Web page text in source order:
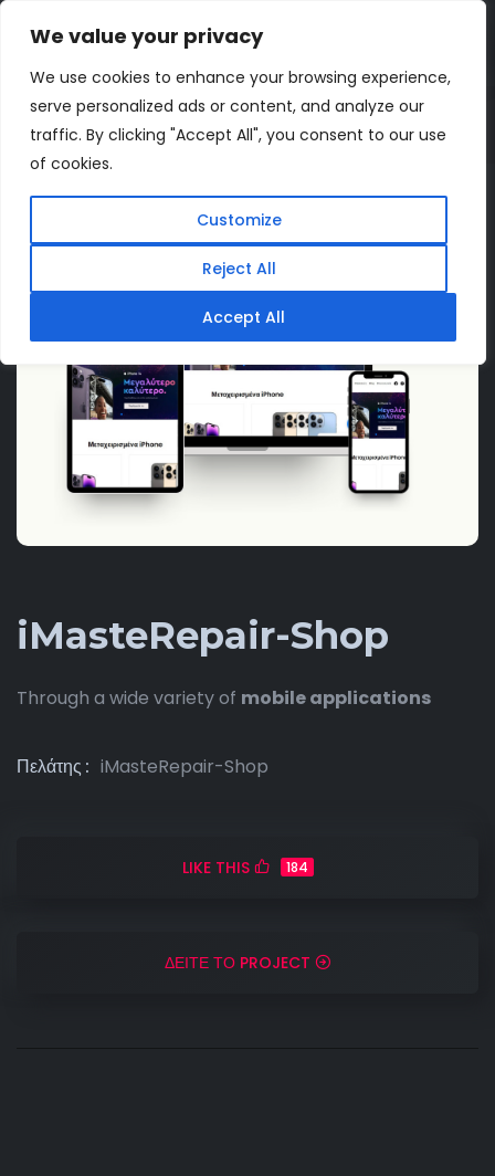
We value your privacy
We use cookies to enhance your browsing experience,
serve personalized ads or content, and analyze our
traffic. By clicking "Accept All", you consent to our use
of cookies.
Customize
Reject All
Accept All
Home Projects iMasteRepair-Shop
iMasteRepair-Shop
Through a wide variety of mobile applications
Πελάτης iMasteRepair-Shop
LIKE THIS 184
ΔΕΙΤΕ ΤΟ PROJECT